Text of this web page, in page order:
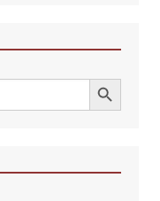
Search Button